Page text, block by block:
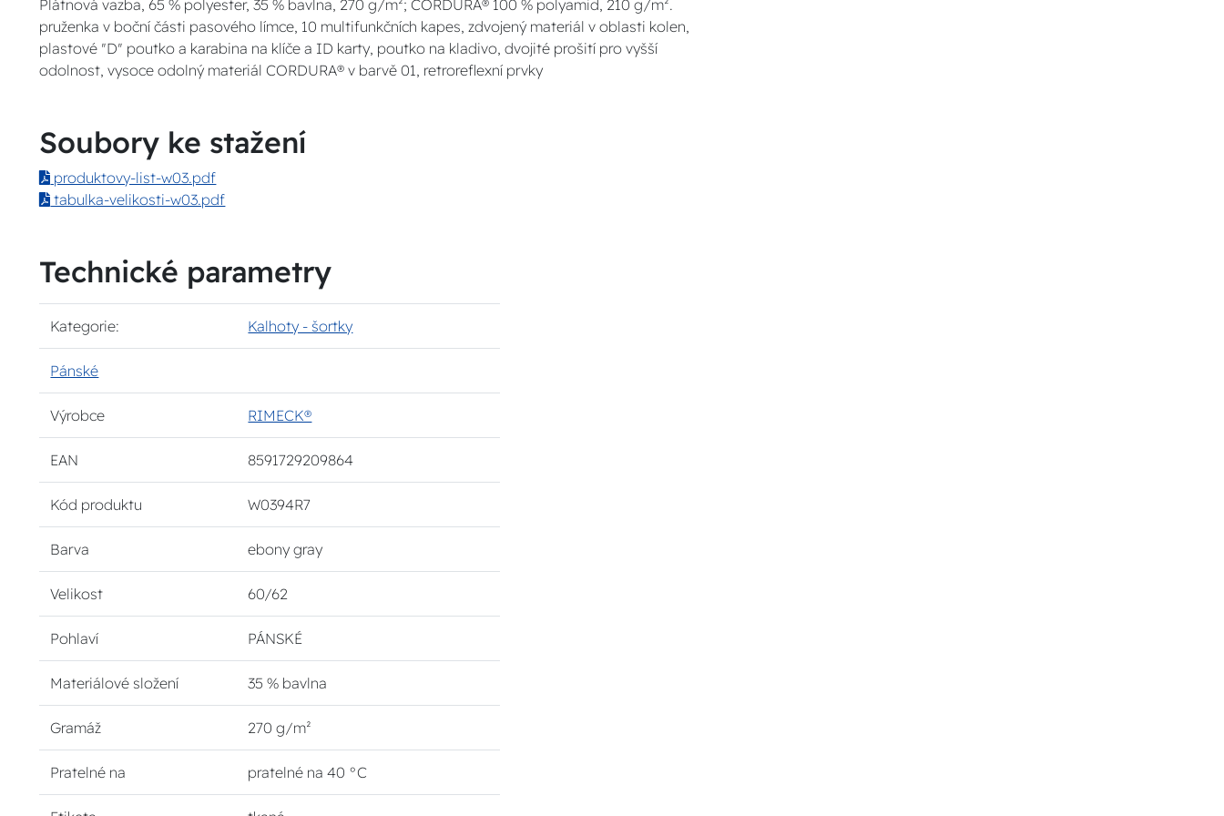
Plátnová vazba, 65 % polyester, 35 % bavlna, 270 g/m²; CORDURA® 100 % polyamid, 210 g/m².
pruženka v boční části pasového límce, 10 multifunkčních kapes, zdvojený materiál v oblasti kolen,
plastové "D" poutko a karabina na klíče a ID karty, poutko na kladivo, dvojité prošití pro vyšší
odolnost, vysoce odolný materiál CORDURA® v barvě 01, retroreflexní prvky
Soubory ke stažení
produktovy-list-w03.pdf
tabulka-velikosti-w03.pdf
Technické parametry
Kategorie: Kalhoty - šortky
Pánské
Výrobce RIMECK®
EAN 8591729209864
Kód produktu W0394R7
Barva ebony gray
Velikost 60/62
Pohlaví PÁNSKÉ
Materiálové složení 35 % bavlna
Gramáž 270 g/m²
Pratelné na pratelné na 40 °C